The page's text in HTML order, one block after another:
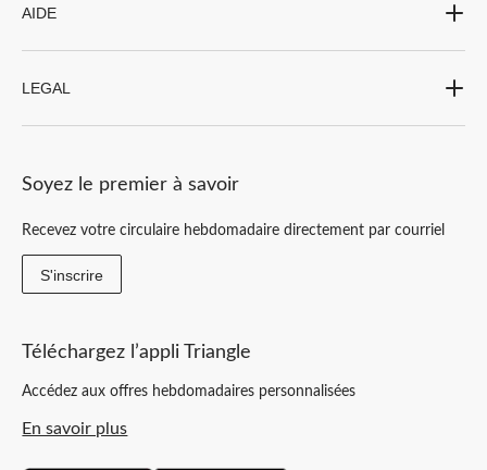
AIDE
LEGAL
Soyez le premier à savoir
Recevez votre circulaire hebdomadaire directement par courriel
S'inscrire
Téléchargez l’appli Triangle
Accédez aux offres hebdomadaires personnalisées
En savoir plus